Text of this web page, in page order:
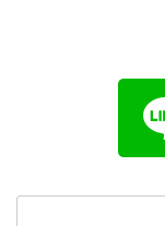
検